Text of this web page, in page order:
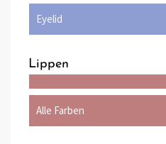
Eyelid
Lippen
Alle Farben